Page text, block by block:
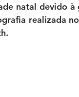
natal devido
realizada